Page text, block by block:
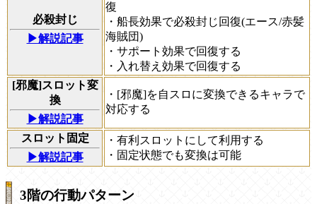
必殺封じ
▶解説記事
復
・船長効果で必殺封じ回復(エース/赤髪
海賊団)
・サポート効果で回復する
・入れ替え効果で回復する
[邪魔]スロット変
換
▶解説記事
・[邪魔]を自スロに変換できるキャラで
対応する
スロット固定
▶解説記事
・有利スロットにして利用する
・固定状態でも変換は可能
3階の行動パターン